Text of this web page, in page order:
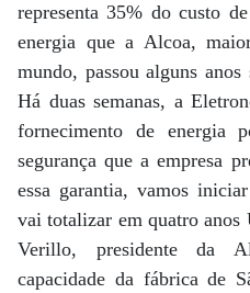
representa 35% do custo
energia que a Alcoa,
mundo, passou alguns
Há duas semanas, a
fornecimento de
segurança que a empresa
essa garantia, vamos
vai totalizar em quatro anos
Verillo, presidente da
capacidade da fábrica de